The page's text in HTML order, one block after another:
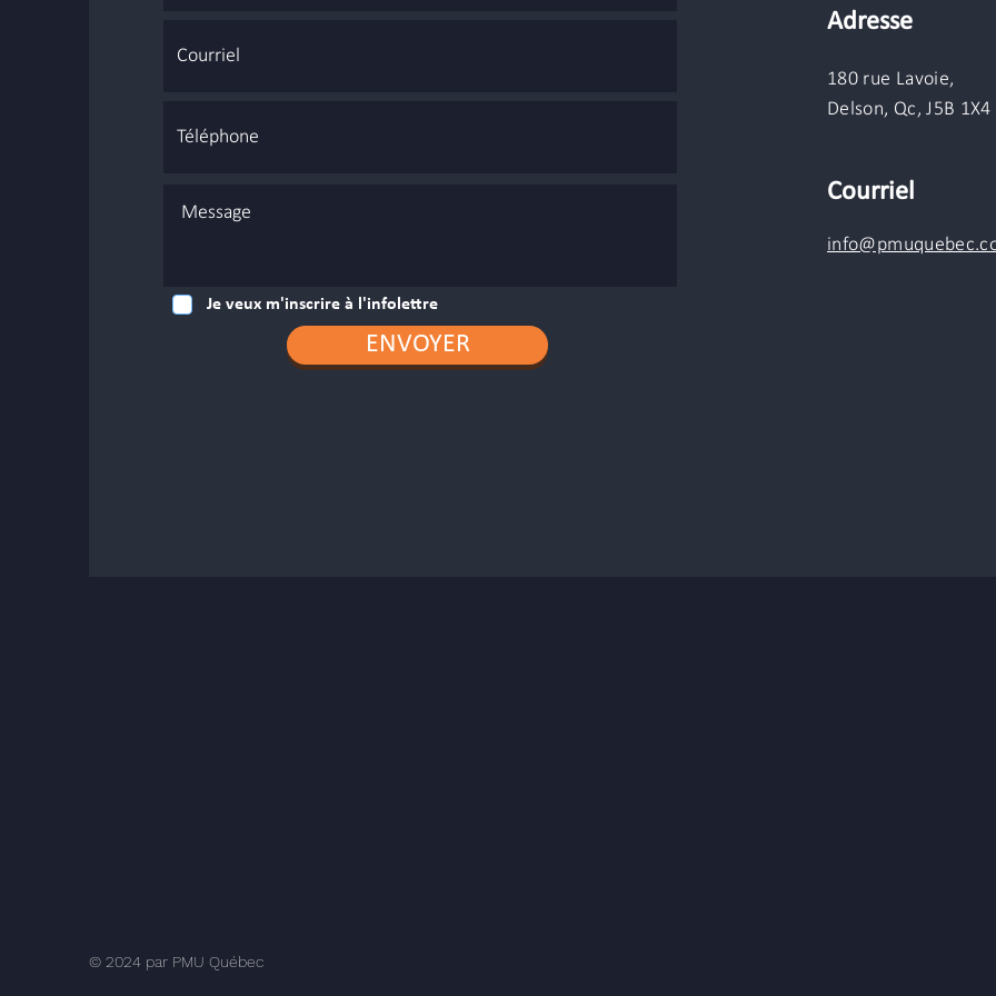
Je veux m'inscrire à l'infolettre
ENVOYER
Adresse
180 rue Lavoie,
Delson, Qc, J5B 1X4
Courriel
© 2024 par PMU Québec